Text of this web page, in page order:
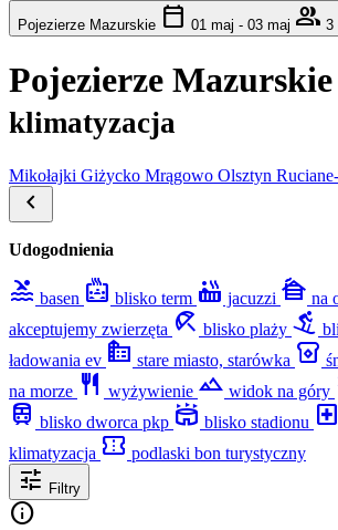
Pojezierze Mazurskie calendar_today 01 maj - 03 maj group 3
Pojezierze Mazurskie
klimatyzacja
Mikołajki Giżycko Mrągowo Olsztyn
chevron_left
Udogodnienia
pool basen bath_public_large blisko term hot_tub jacuzzi cabin na
akceptujemy zwierzęta beach_access blisko plaży downhill_skiing
ładowania ev source_environment stare miasto, starówka breakfast_dining
na morze restaurant wyżywienie filter_hdr widok na góry
train blisko dworca pkp stadium blisko stadionu local_hospital
klimatyzacja confirmation_number podlaski bon turystyczny
tune Filtry
info